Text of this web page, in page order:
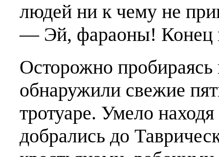
людей ни к чему не
— Эй, фараоны! Конец
Осторожно
обнаружили свежие
тротуаре. Умело
добрались до